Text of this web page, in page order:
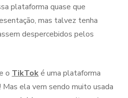
plataforma quase que
mas talvez tenha
despercebidos pelos
o TikToké uma plataforma
ela vem sendo muito usada